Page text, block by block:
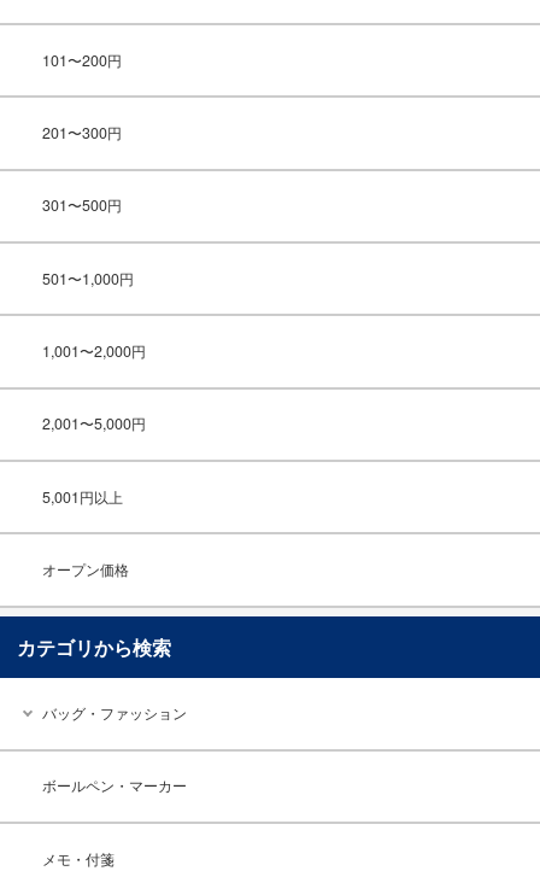
101〜200円
201〜300円
301〜500円
501〜1,000円
1,001〜2,000円
2,001〜5,000円
5,001円以上
オープン価格
カテゴリから検索
バッグ・ファッション
ボールペン・マーカー
メモ・付箋